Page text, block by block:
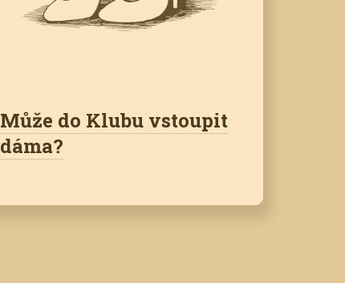
Může do Klubu vstoupit
dáma?